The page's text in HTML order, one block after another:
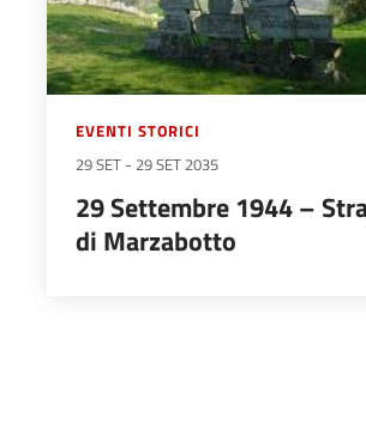
EVENTI STORICI
29 SET - 29 SET 2035
29 Settembre 1944 –
di Marzabotto